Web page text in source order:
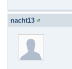
nacht13